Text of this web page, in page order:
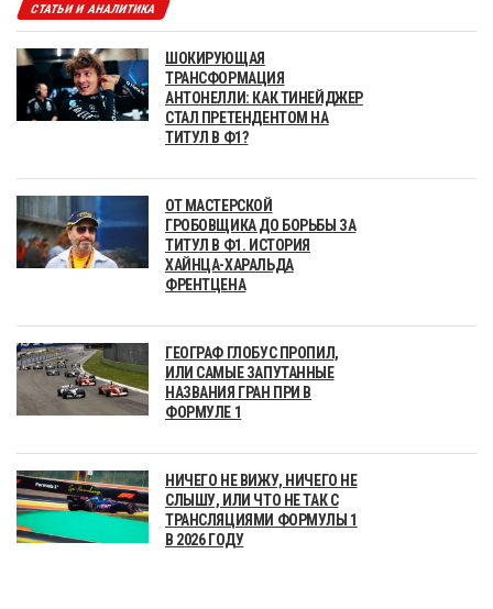
СТАТЬИ И АНАЛИТИКА
ШОКИРУЮЩАЯ
ТРАНСФОРМАЦИЯ
АНТОНЕЛЛИ: КАК ТИНЕЙДЖЕР
СТАЛ ПРЕТЕНДЕНТОМ НА
ТИТУЛ В Ф1?
ОТ МАСТЕРСКОЙ
ГРОБОВЩИКА ДО БОРЬБЫ ЗА
ТИТУЛ В Ф1. ИСТОРИЯ
ХАЙНЦА-ХАРАЛЬДА
ФРЕНТЦЕНА
ГЕОГРАФ ГЛОБУС ПРОПИЛ,
ИЛИ САМЫЕ ЗАПУТАННЫЕ
НАЗВАНИЯ ГРАН ПРИ В
ФОРМУЛЕ 1
НИЧЕГО НЕ ВИЖУ, НИЧЕГО НЕ
СЛЫШУ, ИЛИ ЧТО НЕ ТАК С
ТРАНСЛЯЦИЯМИ ФОРМУЛЫ 1
В 2026 ГОДУ